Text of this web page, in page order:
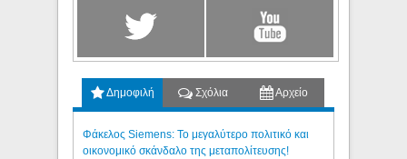
Δημοφιλή Σχόλια Αρχείο
Φάκελος Siemens: Το μεγαλύτερο πολιτικό και
οικονομικό σκάνδαλο της μεταπολίτευσης!